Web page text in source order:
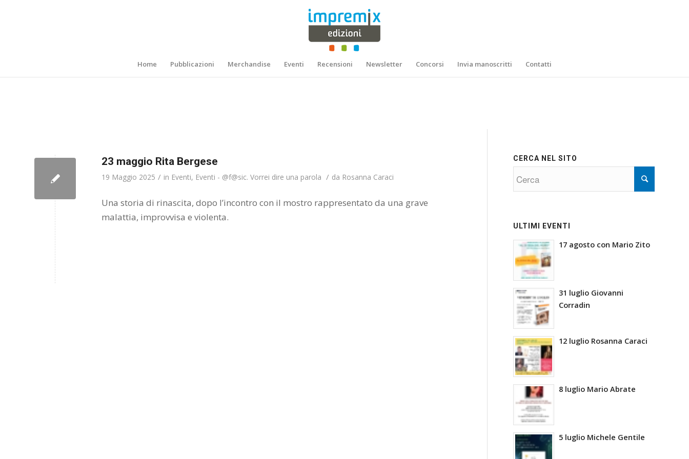
Home Pubblicazioni Merchandise Eventi Recensioni Newsletter Concorsi Invia manoscritti Contatti
23 maggio Rita Bergese
19 Maggio 2025 / in Eventi, Eventi - @f@sic. Vorrei dire una parola / da Rosanna Caraci
Una storia di rinascita, dopo l’incontro con il mostro rappresentato da una grave
malattia, improvvisa e violenta.
CERCA NEL SITO
ULTIMI EVENTI
17 agosto con Mario Zito
31 luglio Giovanni
Corradin
12 luglio Rosanna Caraci
8 luglio Mario Abrate
5 luglio Michele Gentile